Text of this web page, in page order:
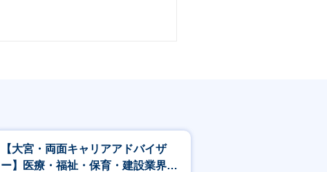
【大宮・両面キャリアアドバイザ
ー】医療・福祉・保育・建設業界特